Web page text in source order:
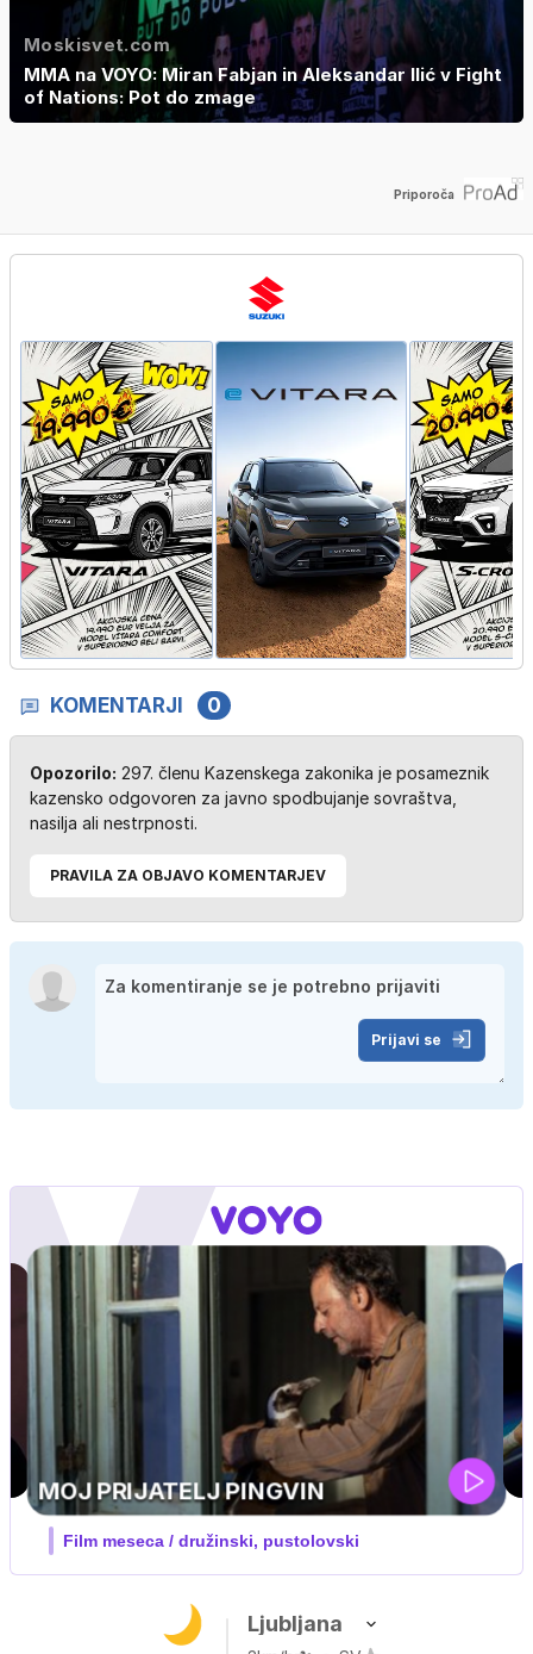
Moskisvet.com
MMA na VOYO: Miran Fabjan in Aleksandar Ilić v Fight
of Nations: Pot do zmage
Priporoča
KOMENTARJI 0
Opozorilo: 297. členu Kazenskega zakonika je posameznik
kazensko odgovoren za javno spodbujanje sovraštva,
nasilja ali nestrpnosti.
PRAVILA ZA OBJAVO KOMENTARJEV
Prijavi se
IQ 160
Nova hrvaška serija
Ljubljana